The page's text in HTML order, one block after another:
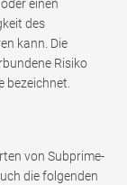
einen
des
kann. Die
Risiko
bezeichnet.
von Subprime-
die folgenden